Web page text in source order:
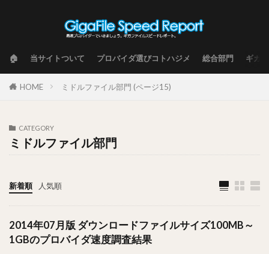
🏠 当サイトついて プロバイダ選びコトハジメ 総合部門 ギガ
HOME ミドルファイル部門 (ページ15)
CATEGORY
ミドルファイル部門
新着順 人気順
2014年07月版 ダウンロードファイルサイズ100MB～
1GBのプロバイダ速度調査結果